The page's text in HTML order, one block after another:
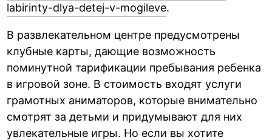
labirinty-dlya-detej-v-mogileve.
В развлекательном центре предусмотрены
клубные карты, дающие возможность
поминутной тарификации пребывания ребенка
в игровой зоне. В стоимость входят услуги
грамотных аниматоров, которые внимательно
смотрят за детьми и придумывают для них
увлекательные игры. Но если вы хотите